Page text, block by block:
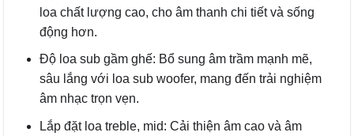
loa chất lượng cao, cho âm thanh chi tiết và sống
động hơn.
Độ loa sub gầm ghế: Bổ sung âm trầm mạnh mẽ,
sâu lắng với loa sub woofer, mang đến trải nghiệm
âm nhạc trọn vẹn.
Lắp đặt loa treble, mid: Cải thiện âm cao và âm